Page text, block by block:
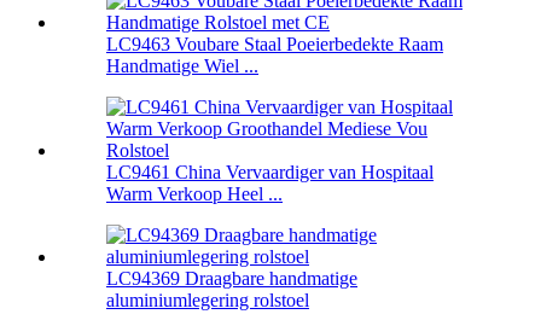
LC9463 Voubare Staal Poeierbedekte Raam
Handmatige Wiel ...
LC9461 China Vervaardiger van Hospitaal
Warm Verkoop Heel ...
LC94369 Draagbare handmatige
aluminiumlegering rolstoel